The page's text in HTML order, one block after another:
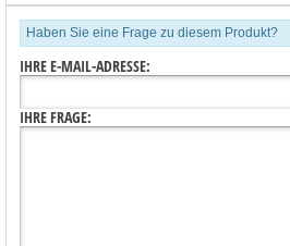
Haben Sie eine Frage zu diesem Produkt?
IHRE E-MAIL-ADRESSE:
IHRE FRAGE: